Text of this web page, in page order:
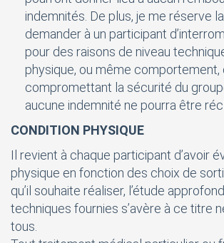
indemnités. De plus, je me réserve
demander à un participant
pour des raisons de niveau
physique, ou même comportement,
compromettant la sécurité du
aucune indemnité ne pourra être
CONDITION PHYSIQUE
Il revient à chaque participant d’avoir
physique en fonction des choix de
qu’il souhaite réaliser, l’étude
techniques fournies s’avère à ce titre
tous.